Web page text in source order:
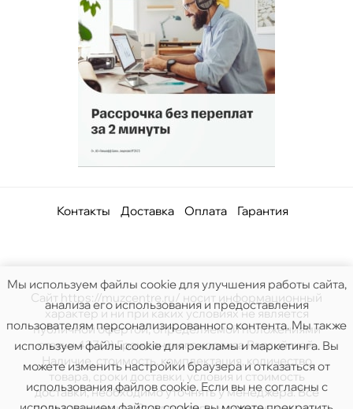
Контакты Доставка Оплата Гарантия
Сайт https://muzcentre.ru/ носит информационный
характер и ни при каких условиях не является
публичной офертой, определяемой положениями
статьи 437(2) Гражданского кодекса Российской.
Наличие, стоимость, комплектация, количество
товара, сроки доставки, условия и стоимость
доставки, необходимо уточнять у менеджера. Все
Мы используем файлы cookie для улучшения работы сайта,
анализа его использования и предоставления
пользователям персонализированного контента. Мы также
используем файлы cookie для рекламы и маркетинга. Вы
можете изменить настройки браузера и отказаться от
использования файлов cookie. Если вы не согласны с